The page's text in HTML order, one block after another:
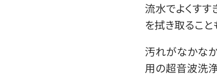
流水でよくす
を拭き取ること
汚れがなかな
用の超音波洗